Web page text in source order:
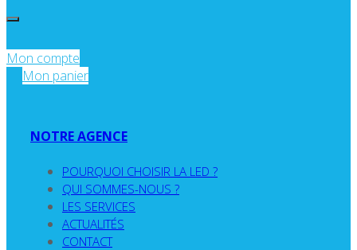
Mon compte
Mon panier
NOTRE AGENCE
POURQUOI CHOISIR LA LED ?
QUI SOMMES-NOUS ?
LES SERVICES
ACTUALITÉS
CONTACT